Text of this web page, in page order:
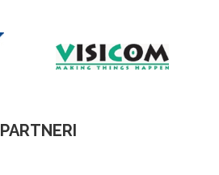
PARTNERI